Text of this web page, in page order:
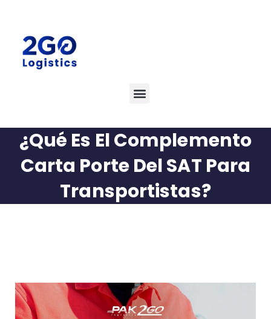
¿Qué Es El Complemento
Carta Porte Del SAT Para
Transportistas?